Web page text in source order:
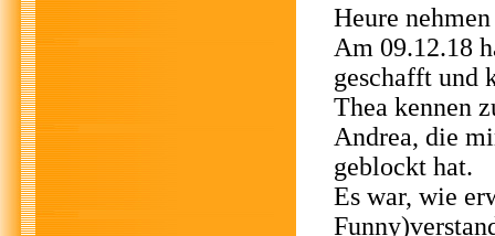
Heure
Am 09.12.18
geschafft und
Thea kennen
Andrea, die
geblockt hat.
Es war, wie